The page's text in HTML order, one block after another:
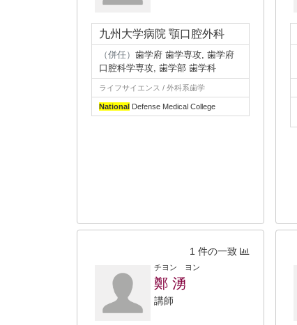
九州大学病院 顎口腔外科
（併任） 歯学府 歯学専攻, 歯学府
口腔科学専攻, 歯学部 歯学科
ライフサイエンス / 外科系歯学
National Defense Medical College
1 件の一致
チヨン ヨン
鄭 湧
講師